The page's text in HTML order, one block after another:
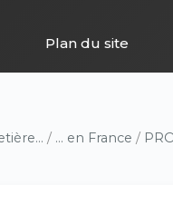
Plan du site
/ ... en France /